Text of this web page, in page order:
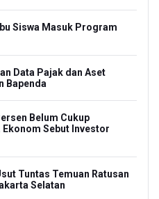
Siswa Masuk Program
Data Pajak dan Aset
Bapenda
Belum Cukup
Sebut Investor
Tuntas Temuan Ratusan
Selatan